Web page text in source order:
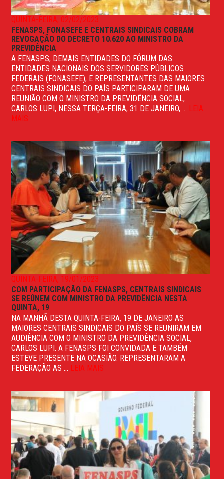
QUINTA-FEIRA, 02/02/2023
FENASPS, FONASEFE E CENTRAIS SINDICAIS COBRAM
REVOGAÇÃO DO DECRETO 10.620 AO MINISTRO DA
PREVIDÊNCIA
A FENASPS, DEMAIS ENTIDADES DO FÓRUM DAS
ENTIDADES NACIONAIS DOS SERVIDORES PÚBLICOS
FEDERAIS (FONASEFE), E REPRESENTANTES DAS MAIORES
CENTRAIS SINDICAIS DO PAÍS PARTICIPARAM DE UMA
REUNIÃO COM O MINISTRO DA PREVIDÊNCIA SOCIAL,
CARLOS LUPI, NESSA TERÇA-FEIRA, 31 DE JANEIRO, ... LEIA
MAIS
QUINTA-FEIRA, 19/01/2023
COM PARTICIPAÇÃO DA FENASPS, CENTRAIS SINDICAIS
SE REÚNEM COM MINISTRO DA PREVIDÊNCIA NESTA
QUINTA, 19
NA MANHÃ DESTA QUINTA-FEIRA, 19 DE JANEIRO AS
MAIORES CENTRAIS SINDICAIS DO PAÍS SE REUNIRAM EM
AUDIÊNCIA COM O MINISTRO DA PREVIDÊNCIA SOCIAL,
CARLOS LUPI. A FENASPS FOI CONVIDADA E TAMBÉM
ESTEVE PRESENTE NA OCASIÃO. REPRESENTARAM A
FEDERAÇÃO AS ... LEIA MAIS